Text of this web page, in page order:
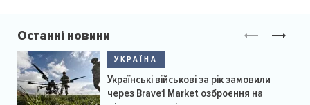
Останні новини
УКРАЇНА
Українські військові за рік замовили
через Brave1 Market озброєння на